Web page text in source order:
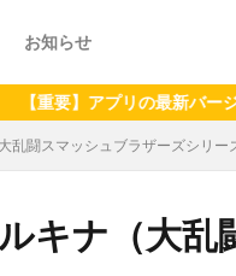
お知らせ
アプリの最新バージョンへ
闘スマッシュブラザーズシリー
キナ（大乱